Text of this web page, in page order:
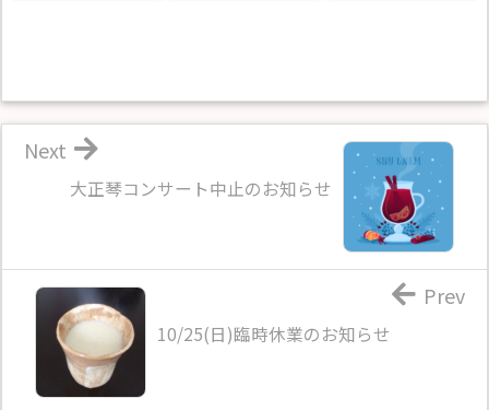
大正琴コンサート中止のお知らせ
Next
10/25(日)臨時休業のお知らせ
Prev